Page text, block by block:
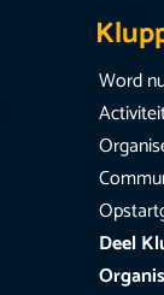
Word
Deel